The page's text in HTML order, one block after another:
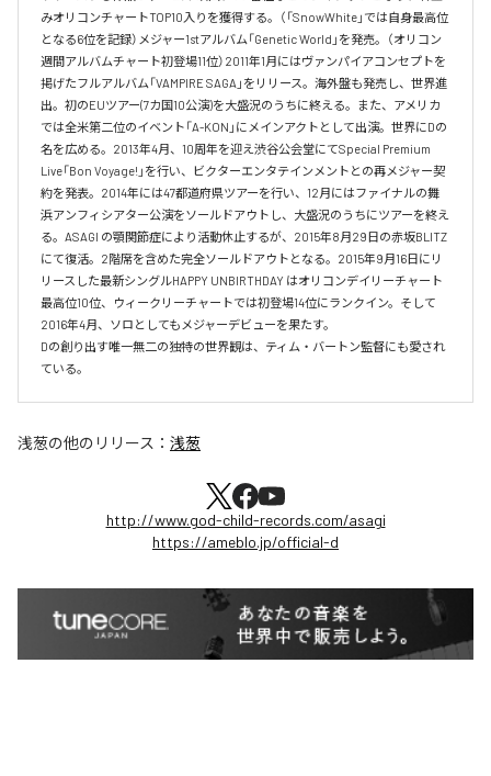
みオリコンチャートTOP10入りを獲得する。（「SnowWhite」では自身最高位
となる6位を記録）メジャー1stアルバム「Genetic World」を発売。（オリコン
週間アルバムチャート初登場11位）2011年1月にはヴァンパイアコンセプトを
掲げたフルアルバム「VAMPIRE SAGA」をリリース。海外盤も発売し、世界進
出。初のEUツアー(7カ国10公演)を大盛況のうちに終える。また、アメリカ
では全米第二位のイベント「A-KON」にメインアクトとして出演。世界にDの
名を広める。2013年4月、10周年を迎え渋谷公会堂にてSpecial Premium
Live「Bon Voyage!」を行い、ビクターエンタテインメントとの再メジャー契
約を発表。2014年には47都道府県ツアーを行い、12月にはファイナルの舞
浜アンフィシアター公演をソールドアウトし、大盛況のうちにツアーを終え
る。ASAGI の顎関節症により活動休止するが、2015年8月29日の赤坂BLITZ
にて復活。2階席を含めた完全ソールドアウトとなる。2015年9月16日にリ
リースした最新シングルHAPPY UNBIRTHDAY はオリコンデイリーチャート
最高位10位、ウィークリーチャートでは初登場14位にランクイン。そして
2016年4月、ソロとしてもメジャーデビューを果たす。
Dの創り出す唯一無二の独特の世界観は、ティム・バートン監督にも愛され
ている。
浅葱の他のリリース： 浅葱
http://www.god-child-records.com/asagi
https://ameblo.jp/official-d